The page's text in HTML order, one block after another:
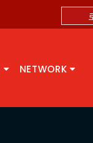
NETWORK